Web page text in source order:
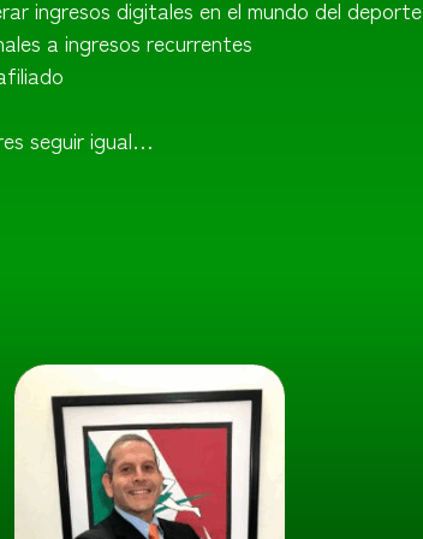
ingresos digitales en el mundo del deporte
a ingresos recurrentes
seguir igual…